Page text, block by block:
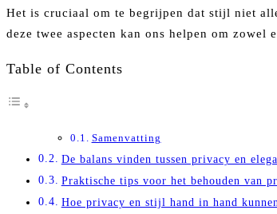
Het is cruciaal om te begrijpen dat stijl niet
deze twee aspecten kan ons helpen om zowel
Table of Contents
Samenvatting
De balans vinden tussen privacy en
Praktische tips voor het behouden van
Hoe privacy en stijl hand in hand